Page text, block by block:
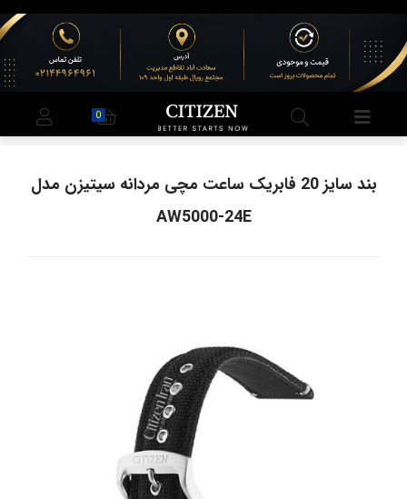
بند سایز 20 فابریک ساعت مچی مردانه سیتیزن مدل
AW5000-24E
0